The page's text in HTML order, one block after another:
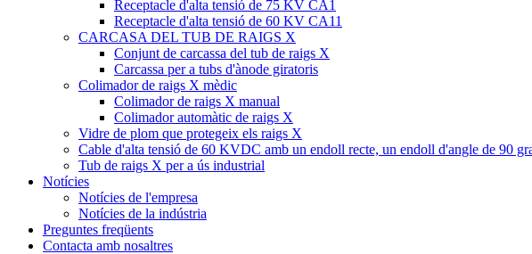
Receptacle d'alta tensió de 75 KV CA1
Receptacle d'alta tensió de 60 KV CA11
CARCASA DEL TUB DE RAIGS X
Conjunt de carcassa del tub de raigs X
Carcassa per a tubs d'ànode giratoris
Colimador de raigs X mèdic
Colimador de raigs X manual
Colimador automàtic de raigs X
Vidre de plom que protegeix els raigs X
Cable d'alta tensió de 60 KVDC amb un endoll recte, un endoll d'angle de 90
Tub de raigs X per a ús industrial
Notícies
Notícies de l'empresa
Notícies de la indústria
Preguntes freqüents
Contacta amb nosaltres